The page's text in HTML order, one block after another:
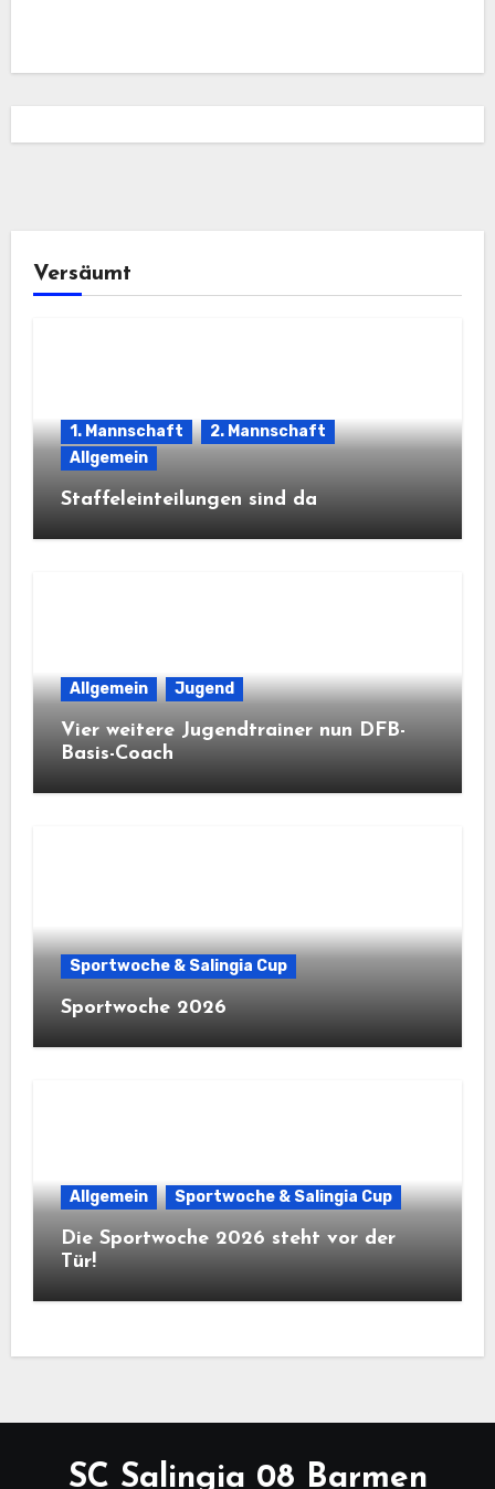
Versäumt
1. Mannschaft
2. Mannschaft
Allgemein
Staffeleinteilungen sind da
Allgemein Jugend
Vier weitere Jugendtrainer nun DFB-
Basis-Coach
Sportwoche & Salingia Cup
Sportwoche 2026
Allgemein Sportwoche & Salingia Cup
Die Sportwoche 2026 steht vor der
Tür!
SC Salingia 08 Barmen